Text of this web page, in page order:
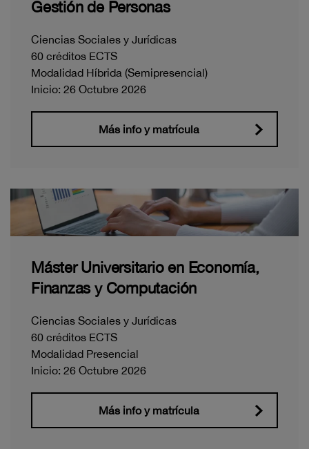
Gestión de Personas
Ciencias Sociales y Jurídicas
60 créditos ECTS
Modalidad Híbrida (Semipresencial)
Inicio: 26 Octubre 2026
Más info y matrícula
Máster Universitario en Economía,
Finanzas y Computación
Ciencias Sociales y Jurídicas
60 créditos ECTS
Modalidad Presencial
Inicio: 26 Octubre 2026
Más info y matrícula